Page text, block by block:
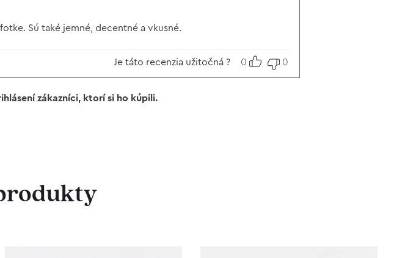
Sú také jemné, decentné a vkusné.
Je táto recenzia užitočná ? 0 0
zákazníci, ktorí si ho kúpili.